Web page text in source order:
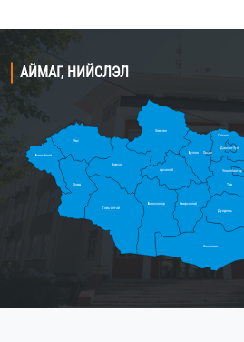
АЙМАГ, НИЙСЛЭЛ
Баян-Өлгий
Ховд
Говь-Алтай
Баянхонгор
Өмнөговь
Хөвсгөл
Булган
Увс
Сэлэнгэ
Завхан
Дархан-Уул
Төв
Архангай
Орхон
Дундговь
Өвөрхангай
Улаанбаатар